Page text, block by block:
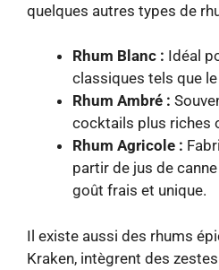
quelques autres types de
Rhum Blanc : Idéal
classiques tels que
Rhum Ambré :
cocktails plus riches
Rhum Agricole :
partir de jus de
goût frais et unique.
Il existe aussi des rhums
Kraken, intègrent des